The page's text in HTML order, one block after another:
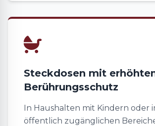
Steckdosen mit
Berührungsschutz
In Haushalten mit Kindern oder
öffentlich zugänglichen